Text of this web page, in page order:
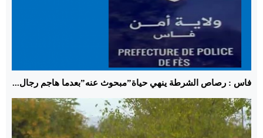
فاس : رصاص الشرطة ينهي حياة”مبحوث عنه”بعدما هاجم رجال...